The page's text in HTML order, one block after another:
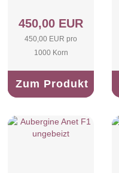
450,00 EUR
450,00 EUR pro
1000 Korn
Zum Produkt